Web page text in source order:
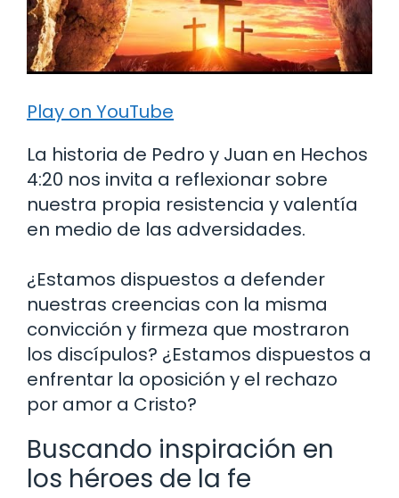
Play on YouTube
La historia de Pedro y Juan en Hechos
4:20 nos invita a reflexionar sobre
nuestra propia resistencia y valentía
en medio de las adversidades.
¿Estamos dispuestos a defender
nuestras creencias con la misma
convicción y firmeza que mostraron
los discípulos? ¿Estamos dispuestos a
enfrentar la oposición y el rechazo
por amor a Cristo?
Buscando inspiración en
los héroes de la fe